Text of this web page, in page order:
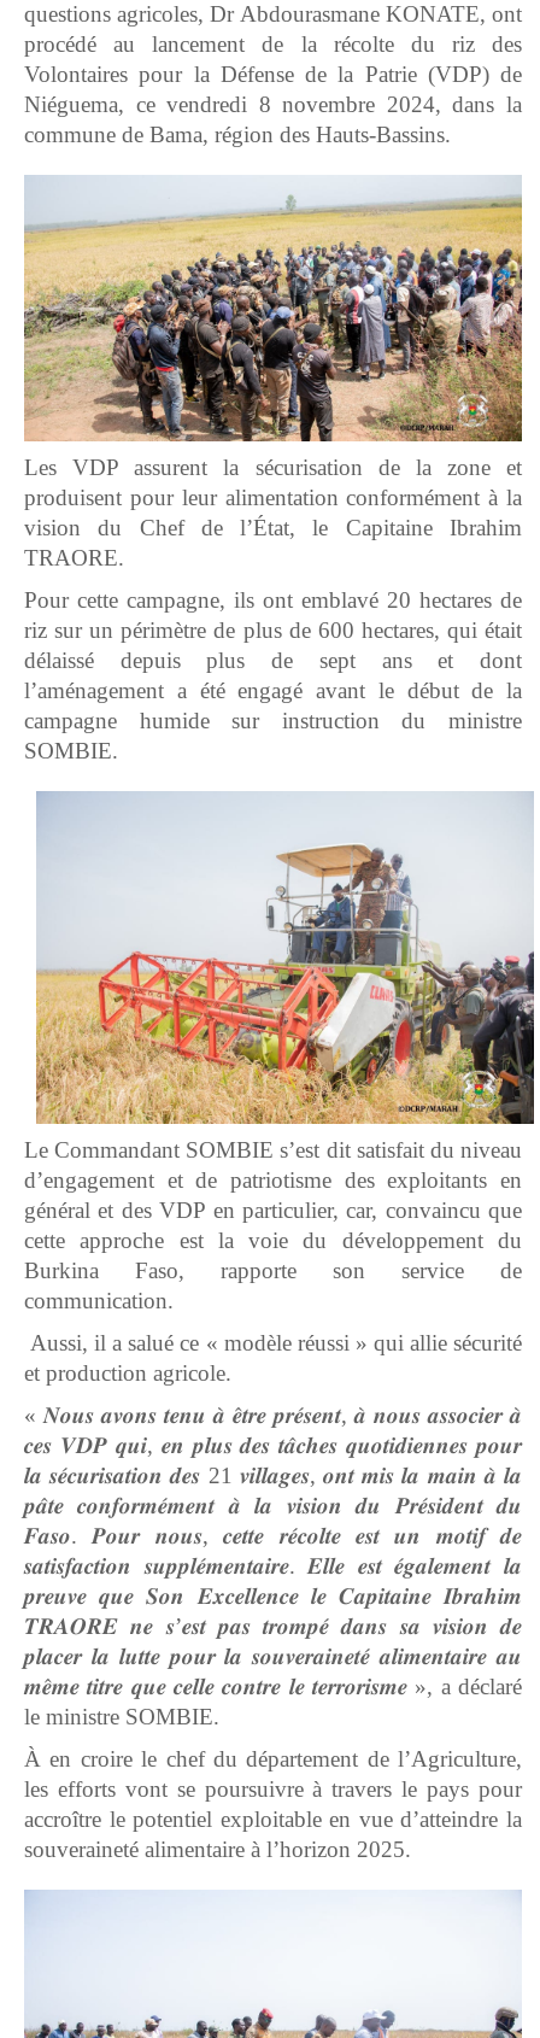
questions agricoles, Dr Abdourasmane KONATE, ont
procédé au lancement de la récolte du riz des
Volontaires pour la Défense de la Patrie (VDP) de
Niéguema, ce vendredi 8 novembre 2024, dans la
commune de Bama, région des Hauts-Bassins.
Les VDP assurent la sécurisation de la zone et
produisent pour leur alimentation conformément à la
vision du Chef de l’État, le Capitaine Ibrahim
TRAORE.
Pour cette campagne, ils ont emblavé 20 hectares de
riz sur un périmètre de plus de 600 hectares, qui était
délaissé depuis plus de sept ans et dont
l’aménagement a été engagé avant le début de la
campagne humide sur instruction du ministre
SOMBIE.
Le Commandant SOMBIE s’est dit satisfait du niveau
d’engagement et de patriotisme des exploitants en
général et des VDP en particulier, car, convaincu que
cette approche est la voie du développement du
Burkina Faso, rapporte son service de
communication.
Aussi, il a salué ce « modèle réussi » qui allie sécurité
et production agricole.
« 𝑵𝒐𝒖𝒔 𝒂𝒗𝒐𝒏𝒔 𝒕𝒆𝒏𝒖 𝒂̀ 𝒆̂𝒕𝒓𝒆 𝒑𝒓𝒆́𝒔𝒆𝒏𝒕, 𝒂̀ 𝒏𝒐𝒖𝒔 𝒂𝒔𝒔𝒐𝒄𝒊𝒆𝒓 𝒂̀
𝒄𝒆𝒔 𝑽𝑫𝑷 𝒒𝒖𝒊, 𝒆𝒏 𝒑𝒍𝒖𝒔 𝒅𝒆𝒔 𝒕𝒂̂𝒄𝒉𝒆𝒔 𝒒𝒖𝒐𝒕𝒊𝒅𝒊𝒆𝒏𝒏𝒆𝒔 𝒑𝒐𝒖𝒓
𝒍𝒂 𝒔𝒆́𝒄𝒖𝒓𝒊𝒔𝒂𝒕𝒊𝒐𝒏 𝒅𝒆𝒔 21 𝒗𝒊𝒍𝒍𝒂𝒈𝒆𝒔, 𝒐𝒏𝒕 𝒎𝒊𝒔 𝒍𝒂 𝒎𝒂𝒊𝒏 𝒂̀ 𝒍𝒂
𝒑𝒂̂𝒕𝒆 𝒄𝒐𝒏𝒇𝒐𝒓𝒎𝒆́𝒎𝒆𝒏𝒕 𝒂̀ 𝒍𝒂 𝒗𝒊𝒔𝒊𝒐𝒏 𝒅𝒖 𝑷𝒓𝒆́𝒔𝒊𝒅𝒆𝒏𝒕 𝒅𝒖
𝑭𝒂𝒔𝒐. 𝑷𝒐𝒖𝒓 𝒏𝒐𝒖𝒔, 𝒄𝒆𝒕𝒕𝒆 𝒓𝒆́𝒄𝒐𝒍𝒕𝒆 𝒆𝒔𝒕 𝒖𝒏 𝒎𝒐𝒕𝒊𝒇 𝒅𝒆
𝒔𝒂𝒕𝒊𝒔𝒇𝒂𝒄𝒕𝒊𝒐𝒏 𝒔𝒖𝒑𝒑𝒍𝒆́𝒎𝒆𝒏𝒕𝒂𝒊𝒓𝒆. 𝑬𝒍𝒍𝒆 𝒆𝒔𝒕 𝒆́𝒈𝒂𝒍𝒆𝒎𝒆𝒏𝒕 𝒍𝒂
𝒑𝒓𝒆𝒖𝒗𝒆 𝒒𝒖𝒆 𝑺𝒐𝒏 𝑬𝒙𝒄𝒆𝒍𝒍𝒆𝒏𝒄𝒆 𝒍𝒆 𝑪𝒂𝒑𝒊𝒕𝒂𝒊𝒏𝒆 𝑰𝒃𝒓𝒂𝒉𝒊𝒎
𝑻𝑹𝑨𝑶𝑹𝑬 𝒏𝒆 𝒔’𝒆𝒔𝒕 𝒑𝒂𝒔 𝒕𝒓𝒐𝒎𝒑𝒆́ 𝒅𝒂𝒏𝒔 𝒔𝒂 𝒗𝒊𝒔𝒊𝒐𝒏 𝒅𝒆
𝒑𝒍𝒂𝒄𝒆𝒓 𝒍𝒂 𝒍𝒖𝒕𝒕𝒆 𝒑𝒐𝒖𝒓 𝒍𝒂 𝒔𝒐𝒖𝒗𝒆𝒓𝒂𝒊𝒏𝒆𝒕𝒆́ 𝒂𝒍𝒊𝒎𝒆𝒏𝒕𝒂𝒊𝒓𝒆 𝒂𝒖
𝒎𝒆̂𝒎𝒆 𝒕𝒊𝒕𝒓𝒆 𝒒𝒖𝒆 𝒄𝒆𝒍𝒍𝒆 𝒄𝒐𝒏𝒕𝒓𝒆 𝒍𝒆 𝒕𝒆𝒓𝒓𝒐𝒓𝒊𝒔𝒎𝒆 », a déclaré
le ministre SOMBIE.
À en croire le chef du département de l’Agriculture,
les efforts vont se poursuivre à travers le pays pour
accroître le potentiel exploitable en vue d’atteindre la
souveraineté alimentaire à l’horizon 2025.